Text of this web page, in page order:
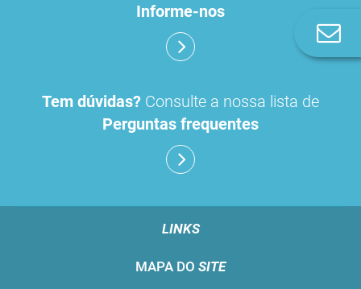
Informe-nos
Tem dúvidas? Consulte a nossa lista de
Perguntas frequentes
LINKS
MAPA DO SITE